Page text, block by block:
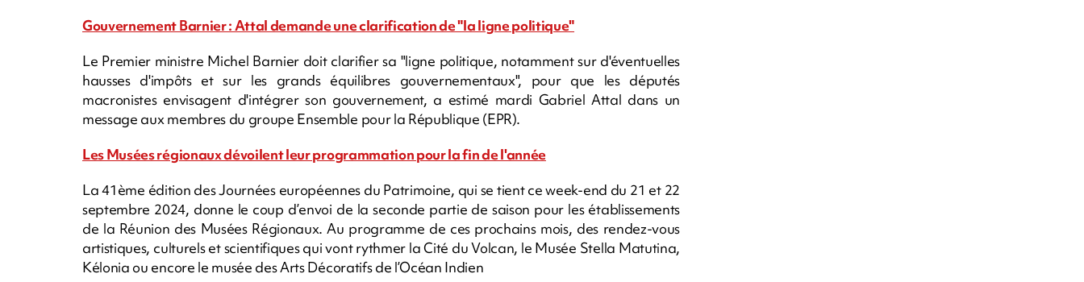
Gouvernement Barnier : Attal demande une clarification de "la ligne politique"
Le Premier ministre Michel Barnier doit clarifier sa "ligne politique, notamment sur d'éventuelles
hausses d'impôts et sur les grands équilibres gouvernementaux", pour que les députés
macronistes envisagent d'intégrer son gouvernement, a estimé mardi Gabriel Attal dans un
message aux membres du groupe Ensemble pour la République (EPR).
Les Musées régionaux dévoilent leur programmation pour la fin de l'année
La 41ème édition des Journées européennes du Patrimoine, qui se tient ce week-end du 21 et 22
septembre 2024, donne le coup d’envoi de la seconde partie de saison pour les établissements
de la Réunion des Musées Régionaux. Au programme de ces prochains mois, des rendez-vous
artistiques, culturels et scientifiques qui vont rythmer la Cité du Volcan, le Musée Stella Matutina,
Kélonia ou encore le musée des Arts Décoratifs de l’Océan Indien